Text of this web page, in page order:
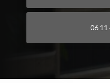
06 11